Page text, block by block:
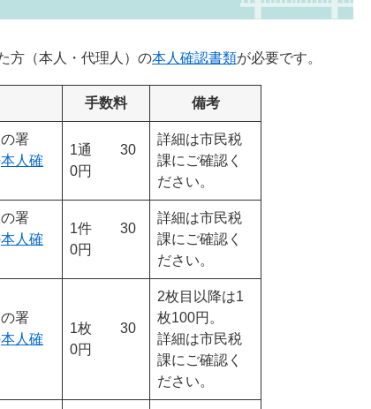
方（本人・代理人）の本人確認書類が必要です。
手数料 備考
署
本人確
1通 30
0円
詳細は市民税
課にご確認く
ださい。
署
本人確
1件 30
0円
詳細は市民税
課にご確認く
ださい。
署
本人確
1枚 30
0円
2枚目以降は1
枚100円。
詳細は市民税
課にご確認く
ださい。